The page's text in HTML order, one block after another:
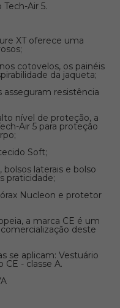
Air 5.
XT oferece uma
cotovelos, os painéis
da jaqueta;
resistência
nível de proteção, a
Air 5 para proteção
Soft;
laterais e bolso
praticidade;
Nucleon e protetor
a marca CE é um
deste
se aplicam: Vestuário
- classe A.